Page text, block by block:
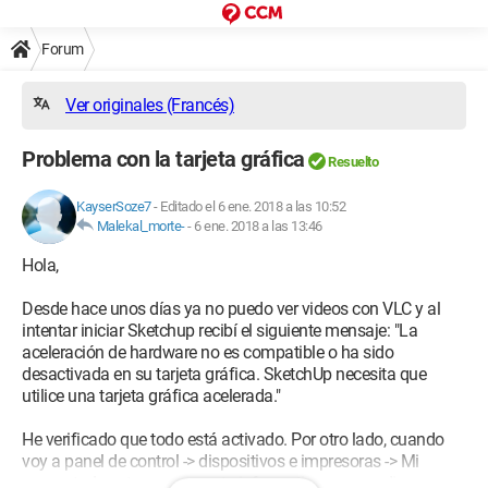
Forum
Ver originales (Francés)
Problema con la tarjeta gráfica Resuelto
KayserSoze7- Editado el 6 ene. 2018 a las 10:52
Malekal_morte-- 6 ene. 2018 a las 13:46
Hola,
Desde hace unos días ya no puedo ver videos con VLC y al
intentar iniciar Sketchup recibí el siguiente mensaje: "La
aceleración de hardware no es compatible o ha sido
desactivada en su tarjeta gráfica. SketchUp necesita que
utilice una tarjeta gráfica acelerada."
He verificado que todo está activado. Por otro lado, cuando
voy a panel de control -> dispositivos e impresoras -> Mi
computadora; tengo una nota informativa que me dice: